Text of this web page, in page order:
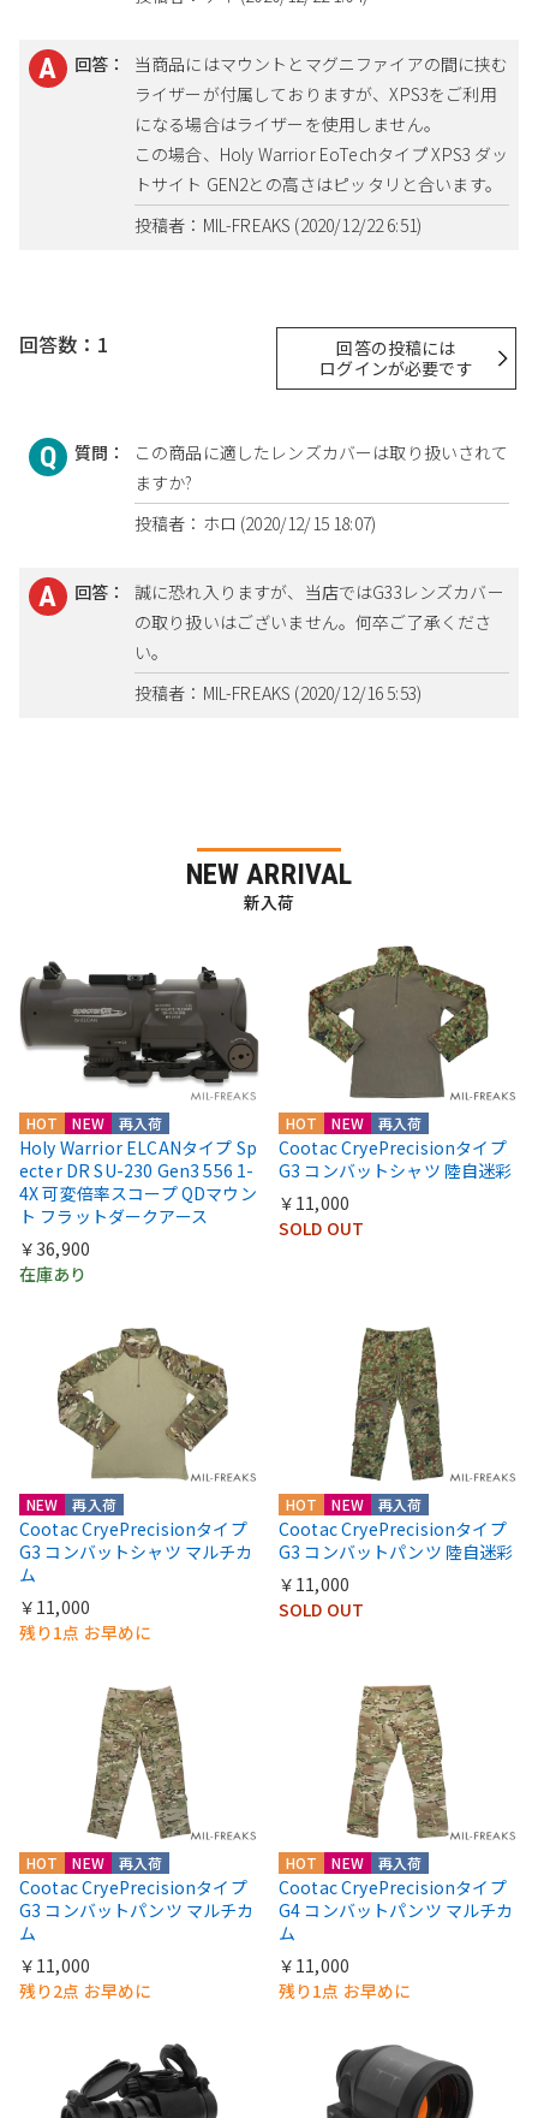
回答：
当商品にはマウントとマグニファイアの間に挟む
ライザーが付属しておりますが、XPS3をご利用
になる場合はライザーを使用しません。
この場合、Holy Warrior EoTechタイプ XPS3 ダッ
トサイト GEN2との高さはピッタリと合います。
投稿者：MIL-FREAKS (2020/12/22 6:51)
回答数：1
回答の投稿には
ログインが必要です
質問：
この商品に適したレンズカバーは取り扱いされて
ますか?
投稿者：ホロ (2020/12/15 18:07)
回答：
誠に恐れ入りますが、当店ではG33レンズカバー
の取り扱いはございません。何卒ご了承くださ
い。
投稿者：MIL-FREAKS (2020/12/16 5:53)
NEW ARRIVAL
新入荷
HOT NEW 再入荷
Holy Warrior ELCANタイプ Sp
ecter DR SU-230 Gen3 556 1-
4X 可変倍率スコープ QDマウン
ト フラットダークアース
￥36,900
在庫あり
HOT NEW 再入荷
Cootac CryePrecisionタイプ
G3 コンバットシャツ 陸自迷彩
￥11,000
SOLD OUT
NEW 再入荷
Cootac CryePrecisionタイプ
G3 コンバットシャツ マルチカ
ム
￥11,000
残り1点 お早めに
HOT NEW 再入荷
Cootac CryePrecisionタイプ
G3 コンバットパンツ 陸自迷彩
￥11,000
SOLD OUT
HOT NEW 再入荷
Cootac CryePrecisionタイプ
G3 コンバットパンツ マルチカ
ム
￥11,000
残り2点 お早めに
HOT NEW 再入荷
Cootac CryePrecisionタイプ
G4 コンバットパンツ マルチカ
ム
￥11,000
残り1点 お早めに